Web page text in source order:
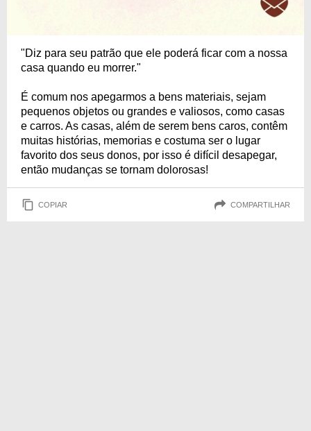
"Diz para seu patrão que ele poderá ficar com a nossa
casa quando eu morrer."
É comum nos apegarmos a bens materiais, sejam
pequenos objetos ou grandes e valiosos, como casas
e carros. As casas, além de serem bens caros, contêm
muitas histórias, memorias e costuma ser o lugar
favorito dos seus donos, por isso é difícil desapegar,
então mudanças se tornam dolorosas!
COPIAR COMPARTILHAR